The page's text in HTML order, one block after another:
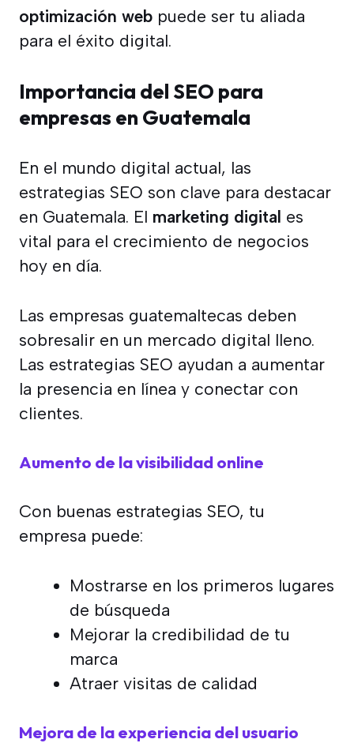
optimización web puede ser tu aliada
para el éxito digital.
Importancia del SEO para
empresas en Guatemala
En el mundo digital actual, las
estrategias SEO son clave para destacar
en Guatemala. El marketing digital es
vital para el crecimiento de negocios
hoy en día.
Las empresas guatemaltecas deben
sobresalir en un mercado digital lleno.
Las estrategias SEO ayudan a aumentar
la presencia en línea y conectar con
clientes.
Aumento de la visibilidad online
Con buenas estrategias SEO, tu
empresa puede:
Mostrarse en los primeros lugares
de búsqueda
Mejorar la credibilidad de tu
marca
Atraer visitas de calidad
Mejora de la experiencia del usuario